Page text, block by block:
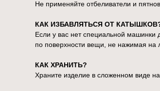
Не применяйте отбеливатели и
КАК ИЗБАВЛЯТЬСЯ ОТ
Если у вас нет специальной машинки
по поверхности вещи, не нажимая на
КАК ХРАНИТЬ?
Храните изделие в сложенном виде